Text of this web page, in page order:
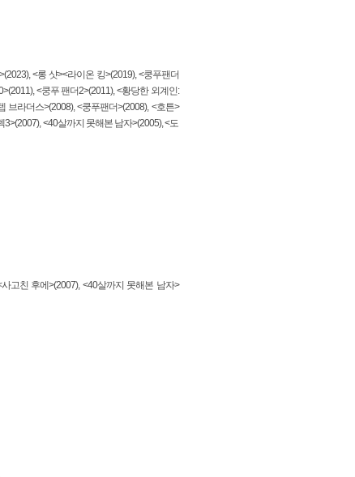
<롱 샷><라이온 킹>(2019), <쿵푸팬더
<쿵푸 팬더2>(2011), <황당한 외계인:
브라더스>(2008), <쿵푸팬더>(2008), <호튼>
<40살까지 못해본 남자>(2005), <도
고친 후에>(2007), <40살까지 못해본 남자>